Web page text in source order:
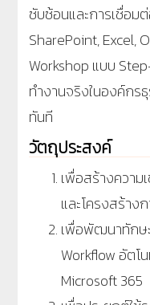
ซับซ้อนและการเชื่อม
SharePoint, Excel,
Workshop แบบ
ทำงานจริงในองค์กร
ทันที
วัตถุประสงค์
เพื่อสร้างความ
และโครงสร้าง
เพื่อพัฒนาทักษ
Workflow อัตโ
Microsoft 365